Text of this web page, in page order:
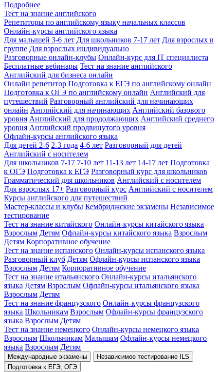
Подробнее
Тест на знание английского
Репетиторы по английскому языку начальных классов
Онлайн-курсы английского языка
Для малышей 3-6 лет Для школьников 7-17 лет Для взрослых в
группе Для взрослых индивидуально
Разговорные онлайн-клубы Онлайн-курс для IT специалиста
Бесплатные вебинары Тест на знание английского
Английский для бизнеса онлайн
Онлайн репетитор Подготовка к ЕГЭ по английскому онлайн
Подготовка к ОГЭ по английскому онлайн Английский для
путешествий Разговорный английский для начинающих
онлайн Английский для начинающих Английский базового
уровня Английский для продолжающих Английский среднего
уровня Английский продвинутого уровня
Офлайн-курсы английского языка
Для детей 2-6 2-3 года 4-6 лет Разговорный для детей
Английский с носителем
Для школьников 7-17 7-10 лет 11-13 лет 14-17 лет Подготовка
к ОГЭ Подготовка к ЕГЭ Разговорный курс для школьников
Грамматический для школьников Английский с носителем
Для взрослых 17+ Разговорный курс Английский с носителем
Курсы английского для путешествий
Мастер-классы и клубы Кембриджские экзамены Независимое
тестирование
Тест на знание китайского Онлайн-курсы китайского языка
Взрослым Детям Офлайн-курсы китайского языка Взрослым
Детям Корпоративное обучение
Тест на знание испанского Онлайн-курсы испанского языка
Разговорный клуб Детям Офлайн-курсы испанского языка
Взрослым Детям Корпоративное обучение
Тест на знание итальянского Онлайн-курсы итальянского
языка Детям Взрослым Офлайн-курсы итальянского языка
Взрослым Детям
Тест на знание французского Онлайн-курсы французского
языка Школьникам Взрослым Офлайн-курсы французского
языка Взрослым Детям
Тест на знание немецкого Онлайн-курсы немецкого языка
Взрослым Школьникам Малышам Офлайн-курсы немецкого
языка Взрослым Детям
Международные экзамены
Независимое тестирование ILS
Подготовка к ЕГЭ, ОГЭ